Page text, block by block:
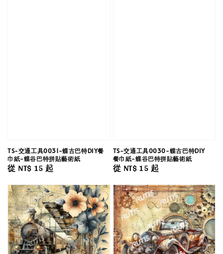
TS-交通工具0031-蝶古巴特DIY餐
巾紙-蝶谷巴特拼貼藝術紙
Regular
從 NT$ 15起
TS-交通工具0030-蝶古巴特DIY
餐巾紙-蝶谷巴特拼貼藝術紙
Regular
從 NT$ 15起